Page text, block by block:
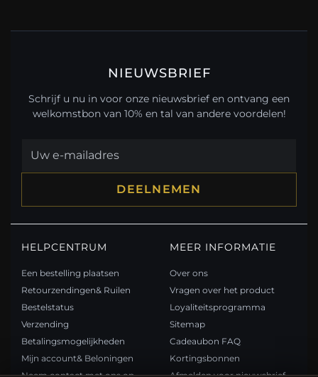
NIEUWSBRIEF
Schrijf u nu in voor onze nieuwsbrief en ontvang een
welkomstbon van 10% en tal van andere voordelen!
DEELNEMEN
HELPCENTRUM
Een bestelling plaatsen
Retourzendingen& Ruilen
Bestelstatus
Verzending
Betalingsmogelijkheden
Mijn account& Beloningen
MEER INFORMATIE
Over ons
Vragen over het product
Loyaliteitsprogramma
Sitemap
Cadeaubon FAQ
Kortingsbonnen